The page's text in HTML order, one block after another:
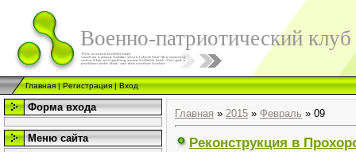
Военно-патриотический
Главная|Регистрация|Вход
Форма входа
Меню сайта
Главная » 2015 » Февраль » 09
Реконструкция в